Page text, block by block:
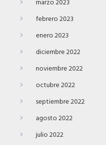
marzo 2023
febrero 2023
enero 2023
diciembre 2022
noviembre 2022
octubre 2022
septiembre 2022
agosto 2022
julio 2022